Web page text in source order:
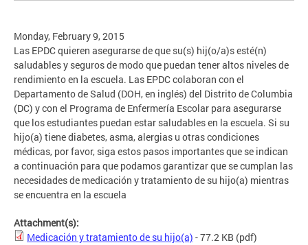
Monday, February 9, 2015
Las EPDC quieren asegurarse de que su(s) hij(o/a)s esté(n)
saludables y seguros de modo que puedan tener altos niveles de
rendimiento en la escuela. Las EPDC colaboran con el
Departamento de Salud (DOH, en inglés) del Distrito de Columbia
(DC) y con el Programa de Enfermería Escolar para asegurarse
que los estudiantes puedan estar saludables en la escuela. Si su
hijo(a) tiene diabetes, asma, alergias u otras condiciones
médicas, por favor, siga estos pasos importantes que se indican
a continuación para que podamos garantizar que se cumplan las
necesidades de medicación y tratamiento de su hijo(a) mientras
se encuentra en la escuela
Attachment(s):
Medicación y tratamiento de su hijo(a) - 77.2 KB (pdf)